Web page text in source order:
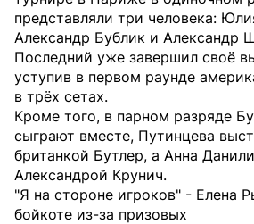
представляли три человека:
Александр Бублик и Александр
Последний уже завершил своё
уступив в первом раунде
в трёх сетах.
Кроме того, в парном разряде
сыграют вместе, Путинцева
британкой Бутлер, а Анна
Александрой Крунич.
"Я на стороне игроков" - Елена
бойкоте из-за призовых